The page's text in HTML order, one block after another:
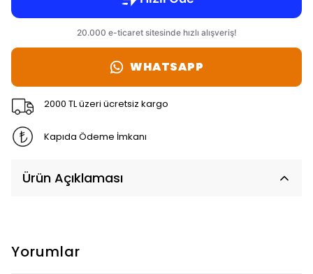
WHATSAPP
2000 TL üzeri ücretsiz kargo
Kapıda Ödeme İmkanı
Ürün Açıklaması
Yorumlar